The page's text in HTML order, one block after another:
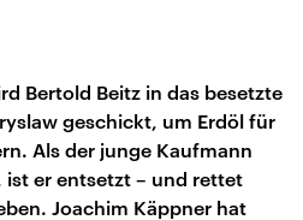
Bertold Beitz in das besetzte
geschickt, um Erdöl für
Als der junge Kaufmann
ist er entsetzt – und rettet
Joachim Käppner hat